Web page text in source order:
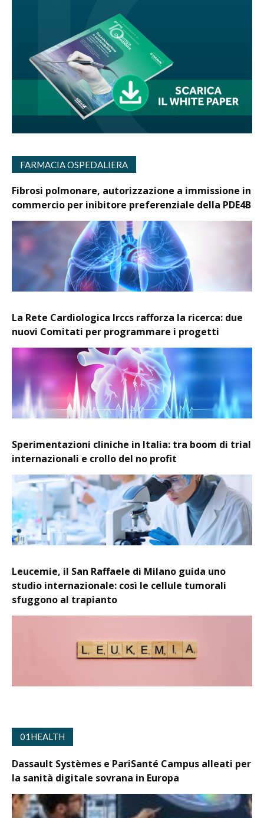
FARMACIA OSPEDALIERA
Fibrosi polmonare, autorizzazione a immissione in
commercio per inibitore preferenziale della PDE4B
La Rete Cardiologica Irccs rafforza la ricerca: due
nuovi Comitati per programmare i progetti
Sperimentazioni cliniche in Italia: tra boom di trial
internazionali e crollo del no profit
Leucemie, il San Raffaele di Milano guida uno
studio internazionale: così le cellule tumorali
sfuggono al trapianto
01HEALTH
Dassault Systèmes e PariSanté Campus alleati per
la sanità digitale sovrana in Europa